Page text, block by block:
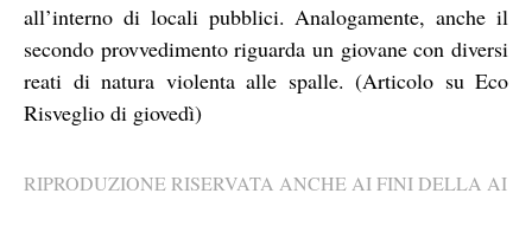
all’interno di locali pubblici. Analogamente, anche il
secondo provvedimento riguarda un giovane con diversi
reati di natura violenta alle spalle. (Articolo su Eco
Risveglio di giovedì)
RIPRODUZIONE RISERVATA ANCHE AI FINI DELLA AI